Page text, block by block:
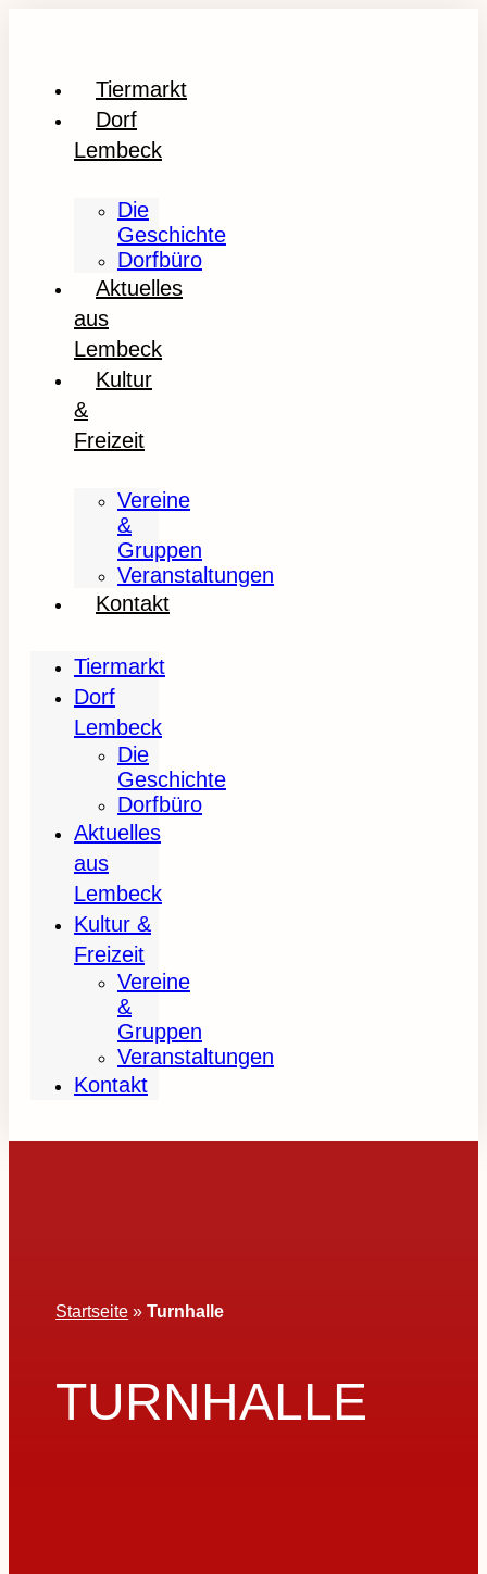
Tiermarkt
Dorf
Lembeck
Die
Geschichte
Dorfbüro
Aktuelles
aus
Lembeck
Kultur
&
Freizeit
Vereine
&
Gruppen
Veranstaltungen
Kontakt
Tiermarkt
Dorf
Lembeck
Die
Geschichte
Dorfbüro
Aktuelles
aus
Lembeck
Kultur &
Freizeit
Vereine
&
Gruppen
Veranstaltungen
Kontakt
Startseite »Turnhalle
TURNHALLE